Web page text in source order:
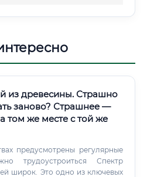
из древесины. Страшно
заново? Страшнее —
том же месте с той же
предусмотрены регулярные
трудоустроиться Спектр
широк. Это одно из ключевых